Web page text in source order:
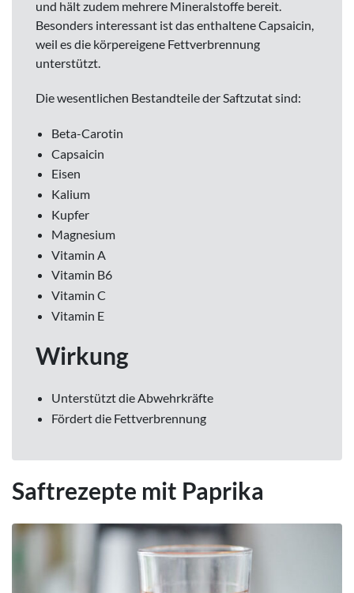
und hält zudem mehrere Mineralstoffe bereit.
Besonders interessant ist das enthaltene Capsaicin,
weil es die körpereigene Fettverbrennung
unterstützt.
Die wesentlichen Bestandteile der Saftzutat sind:
Beta-Carotin
Capsaicin
Eisen
Kalium
Kupfer
Magnesium
Vitamin A
Vitamin B6
Vitamin C
Vitamin E
Wirkung
Unterstützt die Abwehrkräfte
Fördert die Fettverbrennung
Saftrezepte mit Paprika